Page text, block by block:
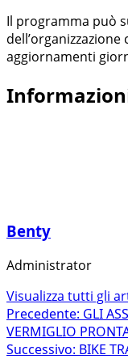
Il programma può
aggiornamenti
Benty
Administrator
Visualizza tutti gli
Navigazione
articolo
Precedente: GLI
VERMIGLIO
Successivo: BIKE